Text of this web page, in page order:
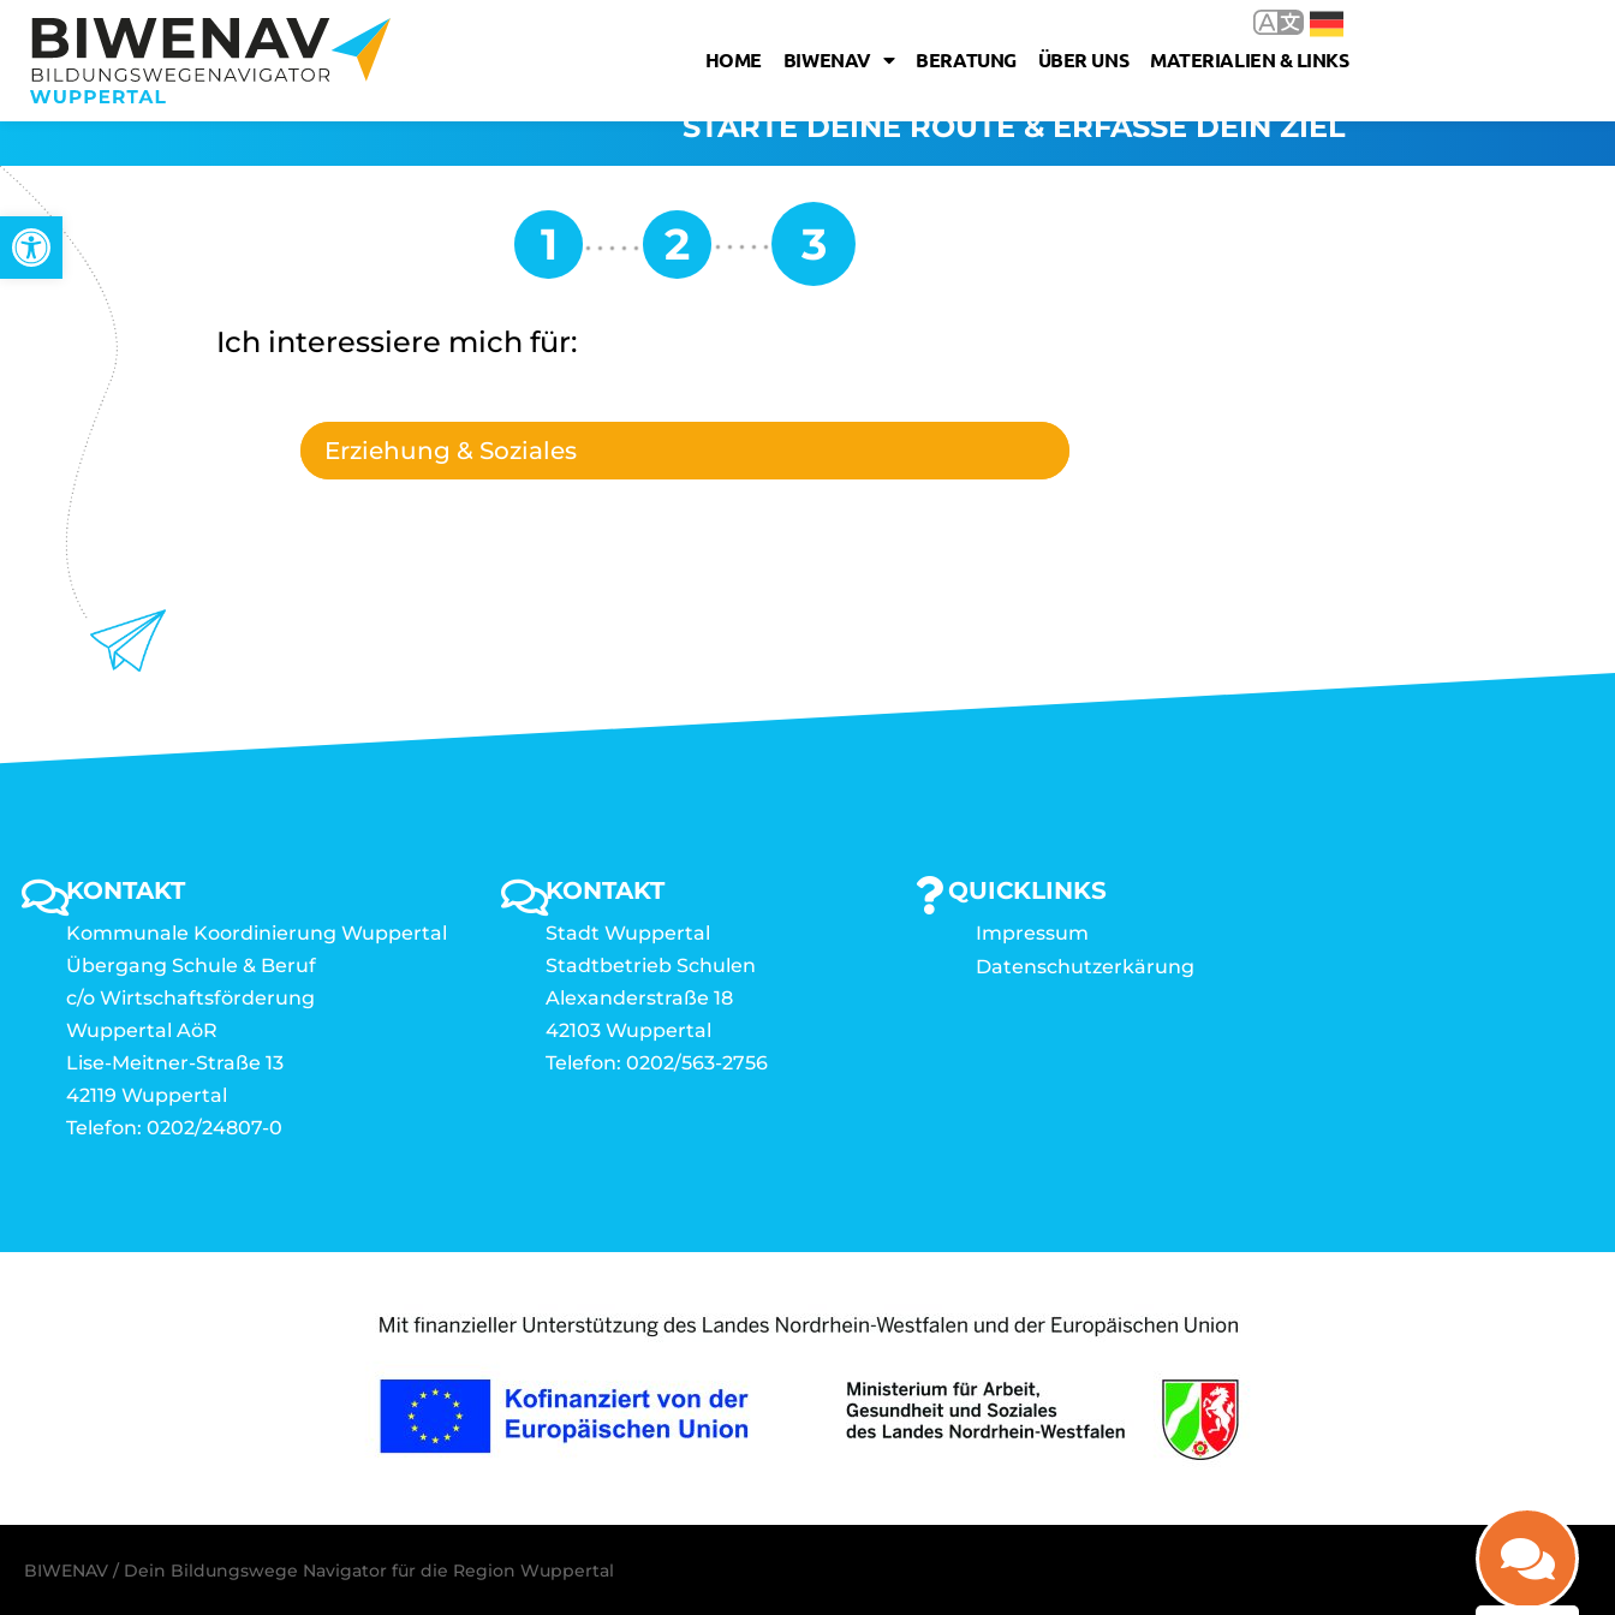
Werkzeugleiste öffnen
HOME BIWENAV BERATUNG ÜBER UNS MATERIALIEN & LINKS
STARTE DEINE ROUTE & ERFASSE DEIN ZIEL
Ich interessiere mich für:
Erziehung & Soziales
KONTAKT
Kommunale Koordinierung Wuppertal
Übergang Schule & Beruf
c/o Wirtschaftsförderung
Wuppertal AöR
Lise-Meitner-Straße 13
42119 Wuppertal
Telefon: 0202/24807-0
KONTAKT
Stadt Wuppertal
Stadtbetrieb Schulen
Alexanderstraße 18
42103 Wuppertal
Telefon: 0202/563-2756
QUICKLINKS
Impressum
Datenschutzerkärung
BIWENAV / Dein Bildungswege Navigator für die Region Wuppertal